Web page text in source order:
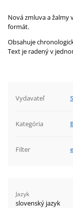
Nová zmluva a žalmy
formát.
Obsahuje
Text je radený v
Vydavateľ
Kategória
Filter
Jazyk
slovenský jazyk